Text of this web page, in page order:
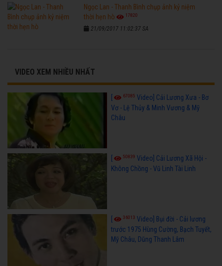
Ngọc Lan - Thanh Bình chụp ảnh kỷ niệm
thời hẹn hò
17820
21/09/2017 11:02:37 SA
VIDEO XEM NHIỀU NHẤT
67085 Video] Cải Lương Xưa - Bơ
Vơ - Lệ Thủy & Minh Vương & Mỹ
Châu
50839 Video] Cải Lương Xã Hội -
Không Chồng - Vũ Linh Tài Linh
36013 Video] Bụi đời - Cải lương
trước 1975 Hùng Cường, Bạch Tuyết,
Mỹ Châu, Dũng Thanh Lâm